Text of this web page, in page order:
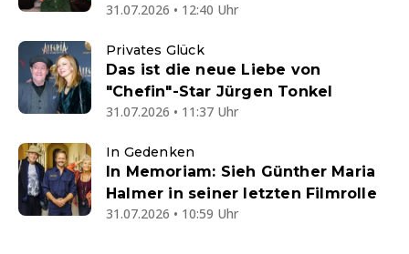
31.07.2026 • 12:40 Uhr
Privates Glück
Das ist die neue Liebe von
"Chefin"-Star Jürgen Tonkel
31.07.2026 • 11:37 Uhr
In Gedenken
In Memoriam: Sieh Günther Maria
Halmer in seiner letzten Filmrolle
31.07.2026 • 10:59 Uhr